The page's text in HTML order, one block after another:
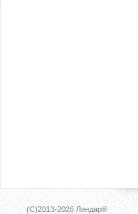
(C)2013-2026 Линдар®